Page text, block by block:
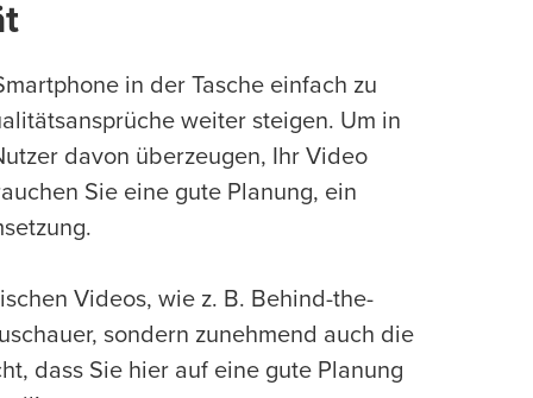
in der Tasche einfach zu
weiter steigen. Um in
davon überzeugen, Ihr Video
Sie eine gute Planung, ein
Videos, wie z. B. Behind-the-
sondern zunehmend auch die
dass Sie hier auf eine gute Planung